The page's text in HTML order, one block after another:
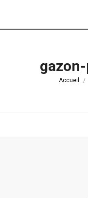
Vous êtes
Accueil